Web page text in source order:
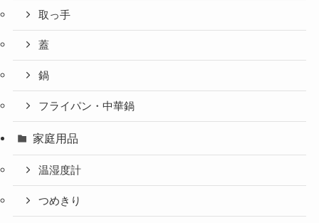
取っ手
蓋
鍋
フライパン・中華鍋
家庭用品
温湿度計
つめきり